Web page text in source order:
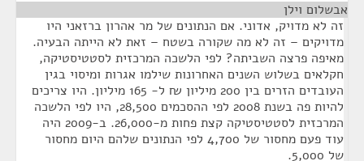
אבשלום וילן
זה לא מדויק, אדוני. אם הנתונים של מר אהרון ברזאני היו
מדויקים – זה לא מה שקורה בשטח – זאת לא הייתה הבעיה.
מאיפה פרצה השביתה? לפי הלשכה המרכזית לסטטיסטיקה,
חקלאים בשלוש השנים האחרונות שילמו אגרות ומיסוי בגין
העובדים הזרים בין 200 מיליון ₪ ל- 165 מיליון. היו צריכים
להיות פה בשנת 2008 לפי ההסכמים 28,500, היו לפי הלשכה
המרכזית לסטטיסטיקה קצת פחות מ-26,000. ב-2009 היה
עוד פעם מחסור של 4,700 לפי הנתונים שלהם היום מחסור
של 5,000.